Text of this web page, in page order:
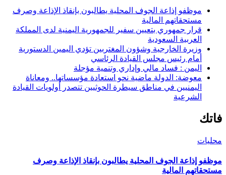
موظفو إذاعة الجوف المحلية يطالبون بإنقاذ الإذاعة وصرف
مستحقاتهم المالية
قرار جمهوري بتعيين سفير للجمهورية اليمنية لدى المملكة
العربية السعودية
وزيرة الخارجية وشؤون المغتربين تؤدي اليمين الدستورية
أمام رئيس مجلس القيادة الرئاسي
اليمن : فساد مالي وإداري وتنمية مؤجلة
معوضة: الدولة ماضية نحو استعادة مؤسساتها.. ومعاناة
اليمنيين في مناطق سيطرة الحوثيين تتصدر أولويات القيادة
الشرعية
فاتك
محليات
موظفو إذاعة الجوف المحلية يطالبون بإنقاذ الإذاعة وصرف
مستحقاتهم المالية